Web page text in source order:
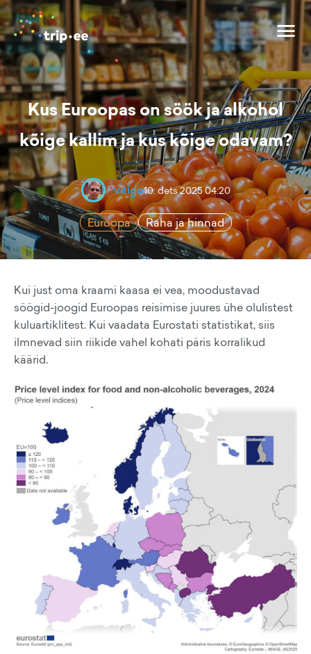
Kus Euroopas on söök ja alkohol
kõige kallim ja kus kõige odavam?
veigo10. dets 2025 04:20
Euroopa Raha ja hinnad
Kui just oma kraami kaasa ei vea, moodustavad
söögid-joogid Euroopas reisimise juures ühe olulistest
kuluartiklitest. Kui vaadata Eurostati statistikat, siis
ilmnevad siin riikide vahel kohati päris korralikud
käärid.